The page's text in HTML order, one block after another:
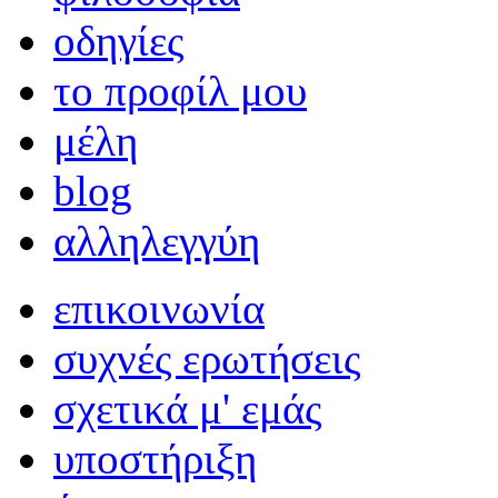
οδηγίες
το προφίλ μου
μέλη
blog
αλληλεγγύη
επικοινωνία
συχνές ερωτήσεις
σχετικά μ' εμάς
υποστήριξη